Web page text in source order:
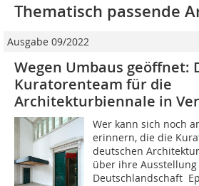
Thematisch passende
Ausgabe 09/2022
Wegen Umbaus geöffnet:
Kuratorenteam für die
Architekturbiennale in
Wer kann sich noch
erinnern, die die
deutschen
über ihre Ausstellung
Deutschlandschaft 